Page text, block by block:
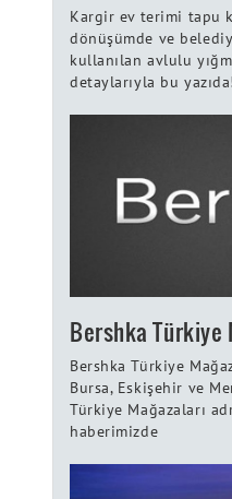
Kargir ev terimi tapu
dönüşümde ve
kullanılan avlulu
detaylarıyla bu yazıda!
Bershka Türkiye
Bershka Türkiye
Bursa, Eskişehir ve
Türkiye Mağazaları
haberimizde